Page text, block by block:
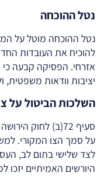
נטל ההוכחה
נטל ההוכחה מוטל על
להוכיח את העובדות
אזרחי. הפסיקה קבעה כי
יציבות וודאות משפטית,
השלכות הביטול על
סעיף 72(ב) לחוק
על סמך הצו המקורי.
לצד שלישי בתום לב,
היורשים האמיתיים יזכו